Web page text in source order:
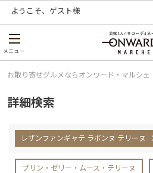
ようこそ、 ゲスト様
メニュー
お取り寄せグルメならオンワード・マルシェ
詳細検索
レザンファンギャテ ラボンヌ テリーヌ
プリン・ゼリー・ムース・テリーヌ